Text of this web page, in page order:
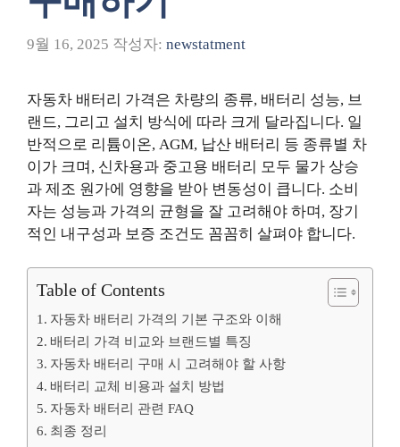
9월 16, 2025 작성자: newstatment
자동차 배터리 가격은 차량의 종류, 배터리 성능, 브
랜드, 그리고 설치 방식에 따라 크게 달라집니다. 일
반적으로 리튬이온, AGM, 납산 배터리 등 종류별 차
이가 크며, 신차용과 중고용 배터리 모두 물가 상승
과 제조 원가에 영향을 받아 변동성이 큽니다. 소비
자는 성능과 가격의 균형을 잘 고려해야 하며, 장기
적인 내구성과 보증 조건도 꼼꼼히 살펴야 합니다.
Table of Contents
자동차 배터리 가격의 기본 구조와 이해
배터리 가격 비교와 브랜드별 특징
자동차 배터리 구매 시 고려해야 할 사항
배터리 교체 비용과 설치 방법
자동차 배터리 관련 FAQ
최종 정리